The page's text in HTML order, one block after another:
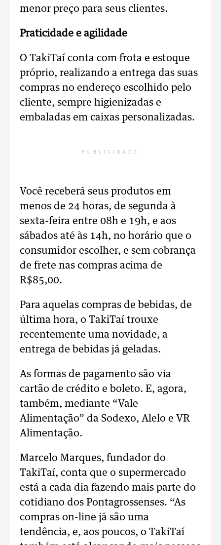
menor preço para seus clientes.
Praticidade e agilidade
O TakiTaí conta com frota e estoque
próprio, realizando a entrega das suas
compras no endereço escolhido pelo
cliente, sempre higienizadas e
embaladas em caixas personalizadas.
PUBLICIDADE
Você receberá seus produtos em
menos de 24 horas, de segunda à
sexta-feira entre 08h e 19h, e aos
sábados até às 14h, no horário que o
consumidor escolher, e sem cobrança
de frete nas compras acima de
R$85,00.
Para aquelas compras de bebidas, de
última hora, o TakiTaí trouxe
recentemente uma novidade, a
entrega de bebidas já geladas.
As formas de pagamento são via
cartão de crédito e boleto. E, agora,
também, mediante “Vale
Alimentação” da Sodexo, Alelo e VR
Alimentação.
Marcelo Marques, fundador do
TakiTaí, conta que o supermercado
está a cada dia fazendo mais parte do
cotidiano dos Pontagrossenses. “As
compras on-line já são uma
tendência, e, aos poucos, o TakiTaí